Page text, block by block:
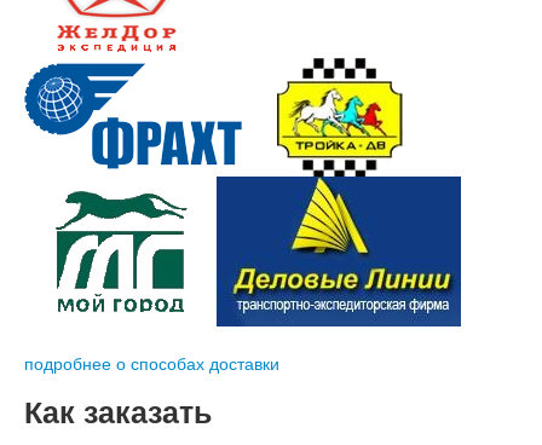
Константин, 01 Июля в 10:52
Товары не совсем соответствуют заказанным. Две позиции из
101 с отклонениями. Скорость доставки как и заявлено.
Vladimir Nazaroff, 01 Июля в 09:12
Все как всегда долго но точно по заказу и доставлено в
полной сохранности Спасибо
Андрей Голышев, 07 Августа в 11:48
Все прошло на отлично, товар пришел без повреждений.
Андрей Голышев, 07 Августа в 11:44
проходит отлично! Спасибо Вам за работу!
подробнее о способах доставки
Как заказать